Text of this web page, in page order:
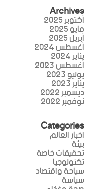
Archives
أكتوبر 2025
مايو 2025
أبريل 2025
أغسطس 2024
يناير 2024
أغسطس 2023
يوليو 2023
يناير 2023
ديسمبر 2022
نوفمبر 2022
Categories
اخبار العالم
بيئة
تحقيقات خاصة
تكنولوجيا
سياحة واقتصاد
سياسة